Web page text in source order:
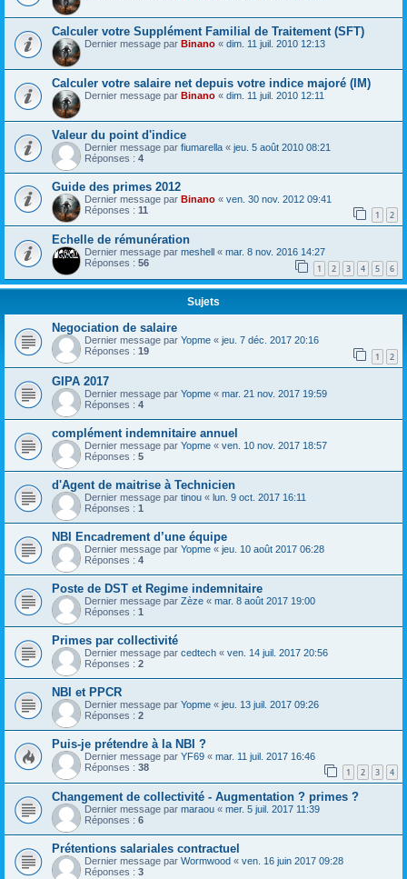
Calculer votre Supplément Familial de Traitement (SFT)
Dernier message par Binano « dim. 11 juil. 2010 12:13
Calculer votre salaire net depuis votre indice majoré (IM)
Dernier message par Binano « dim. 11 juil. 2010 12:11
Valeur du point d'indice
Dernier message par fiumarella « jeu. 5 août 2010 08:21
Réponses : 4
Guide des primes 2012
Dernier message par Binano « ven. 30 nov. 2012 09:41
Réponses : 11 1 2
Echelle de rémunération
Dernier message par meshell « mar. 8 nov. 2016 14:27
Réponses : 56 1 2 3 4 5 6
Sujets
Negociation de salaire
Dernier message par Yopme « jeu. 7 déc. 2017 20:16
Réponses : 19 1 2
GIPA 2017
Dernier message par Yopme « mar. 21 nov. 2017 19:59
Réponses : 4
complément indemnitaire annuel
Dernier message par Yopme « ven. 10 nov. 2017 18:57
Réponses : 5
d'Agent de maitrise à Technicien
Dernier message par tinou « lun. 9 oct. 2017 16:11
Réponses : 1
NBI Encadrement d’une équipe
Dernier message par Yopme « jeu. 10 août 2017 06:28
Réponses : 4
Poste de DST et Regime indemnitaire
Dernier message par Zèze « mar. 8 août 2017 19:00
Réponses : 1
Primes par collectivité
Dernier message par cedtech « ven. 14 juil. 2017 20:56
Réponses : 2
NBI et PPCR
Dernier message par Yopme « jeu. 13 juil. 2017 09:26
Réponses : 2
Puis-je prétendre à la NBI ?
Dernier message par YF69 « mar. 11 juil. 2017 16:46
Réponses : 38 1 2 3 4
Changement de collectivité - Augmentation ? primes ?
Dernier message par maraou « mer. 5 juil. 2017 11:39
Réponses : 6
Prétentions salariales contractuel
Dernier message par Wormwood « ven. 16 juin 2017 09:28
Réponses : 3